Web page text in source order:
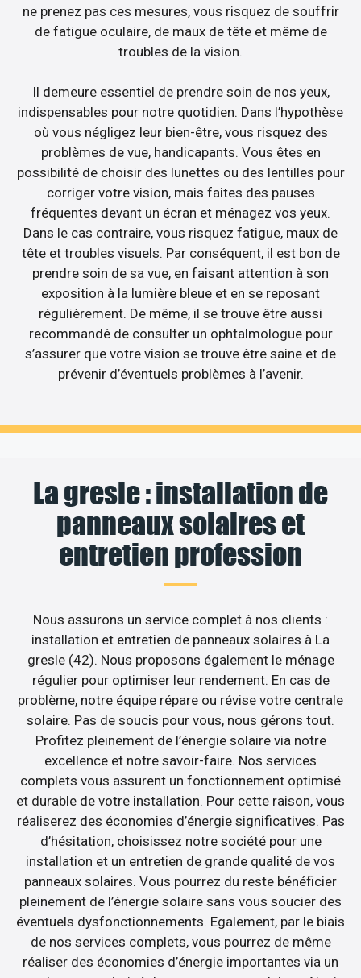
ne prenez pas ces mesures, vous risquez de souffrir
de fatigue oculaire, de maux de tête et même de
troubles de la vision.
Il demeure essentiel de prendre soin de nos yeux,
indispensables pour notre quotidien. Dans l’hypothèse
où vous négligez leur bien-être, vous risquez des
problèmes de vue, handicapants. Vous êtes en
possibilité de choisir des lunettes ou des lentilles pour
corriger votre vision, mais faites des pauses
fréquentes devant un écran et ménagez vos yeux.
Dans le cas contraire, vous risquez fatigue, maux de
tête et troubles visuels. Par conséquent, il est bon de
prendre soin de sa vue, en faisant attention à son
exposition à la lumière bleue et en se reposant
régulièrement. De même, il se trouve être aussi
recommandé de consulter un ophtalmologue pour
s’assurer que votre vision se trouve être saine et de
prévenir d’éventuels problèmes à l’avenir.
La gresle : installation de
panneaux solaires et
entretien profession
Nous assurons un service complet à nos clients :
installation et entretien de panneaux solaires à La
gresle (42). Nous proposons également le ménage
régulier pour optimiser leur rendement. En cas de
problème, notre équipe répare ou révise votre centrale
solaire. Pas de soucis pour vous, nous gérons tout.
Profitez pleinement de l’énergie solaire via notre
excellence et notre savoir-faire. Nos services
complets vous assurent un fonctionnement optimisé
et durable de votre installation. Pour cette raison, vous
réaliserez des économies d’énergie significatives. Pas
d’hésitation, choisissez notre société pour une
installation et un entretien de grande qualité de vos
panneaux solaires. Vous pourrez du reste bénéficier
pleinement de l’énergie solaire sans vous soucier des
éventuels dysfonctionnements. Egalement, par le biais
de nos services complets, vous pourrez de même
réaliser des économies d’énergie importantes via un